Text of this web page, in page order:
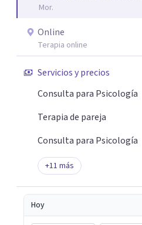
bienestar. Gracias por confiar
Mor.
Online
Terapia online
Servicios y precios
Consulta para Psicología
Terapia de pareja
Consulta para Psicología
+11 más
Hoy